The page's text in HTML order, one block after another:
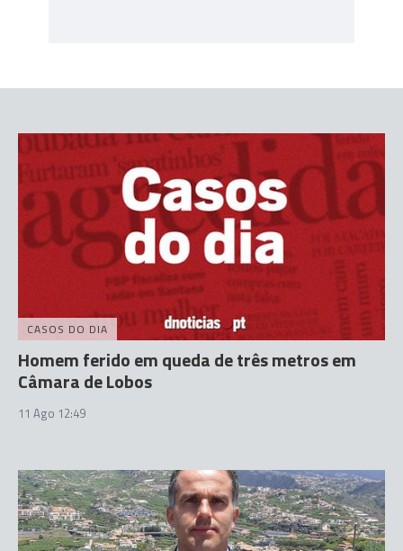
CASOS DO DIA
Homem ferido em queda de três metros em
Câmara de Lobos
11 Ago 12:49